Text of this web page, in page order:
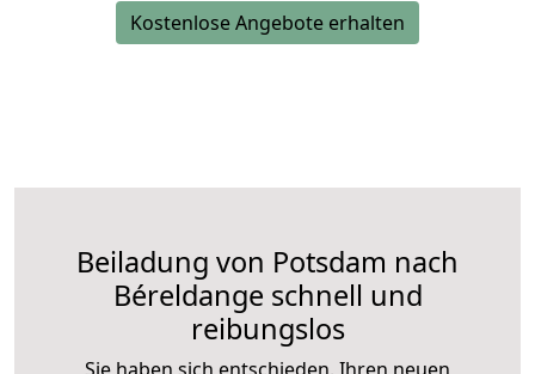
Kostenlose Angebote erhalten
Beiladung von Potsdam nach
Béreldange schnell und
reibungslos